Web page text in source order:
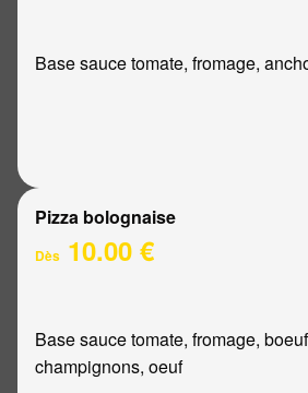
Base sauce tomate, fromage,
Pizza bolognaise
Dès 10.00 €
Base sauce tomate, fromage,
champignons, oeuf